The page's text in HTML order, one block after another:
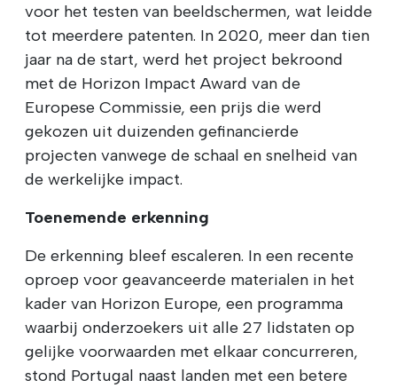
voor het testen van beeldschermen, wat leidde
tot meerdere patenten. In 2020, meer dan tien
jaar na de start, werd het project bekroond
met de Horizon Impact Award van de
Europese Commissie, een prijs die werd
gekozen uit duizenden gefinancierde
projecten vanwege de schaal en snelheid van
de werkelijke impact.
Toenemende erkenning
De erkenning bleef escaleren. In een recente
oproep voor geavanceerde materialen in het
kader van Horizon Europe, een programma
waarbij onderzoekers uit alle 27 lidstaten op
gelijke voorwaarden met elkaar concurreren,
stond Portugal naast landen met een betere